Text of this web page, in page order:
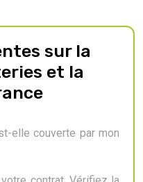
sur la
et la
elle couverte par mon